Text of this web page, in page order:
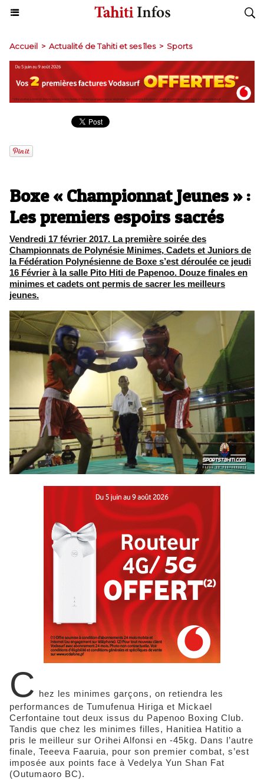
Accueil > Actualité de Tahiti et ses îles > Sports
Boxe « Championnat Jeunes » :
Les premiers espoirs sacrés
Vendredi 17 février 2017. La première soirée des
Championnats de Polynésie Minimes, Cadets et Juniors de
la Fédération Polynésienne de Boxe s’est déroulée ce jeudi
16 Février à la salle Pito Hiti de Papenoo. Douze finales en
minimes et cadets ont permis de sacrer les meilleurs
jeunes.
C
hez les minimes garçons, on retiendra les
performances de Tumufenua Hiriga et Mickael
Cerfontaine tout deux issus du Papenoo Boxing Club.
Tandis que chez les minimes filles, Hanitiea Hatitio a
pris le meilleur sur Orihei Alfonsi en -45kg. Dans l’autre
finale, Teeeva Faaruia, pour son premier combat, s’est
imposée aux points face à Vedelya Yun Shan Fat
(Outumaoro BC).